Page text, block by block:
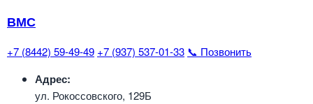
ВМС
+7 (8442) 59-49-49 +7 (937) 537-01-33 📞 Позвонить
Адрес:
ул. Рокоссовского, 129Б